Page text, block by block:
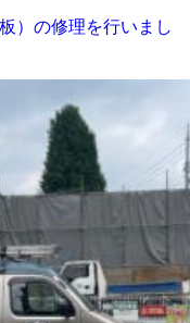
）の修理を行いまし